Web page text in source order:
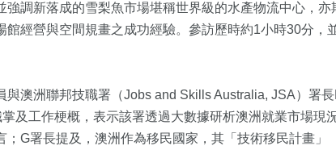
強調新落成的雪梨魚市場堪稱世界級的水產物流中心，亦
館經營與空間規畫之成功經驗。參訪歷時約1小時30分，
與澳洲聯邦技職署（Jobs and Skills Australia, JSA）署
及工作梗概，表示該署透過大數據研析澳洲就業市場現
；G署長提及，澳洲作為移民國家，其「技術移民計畫」
+ 1+ 693+
36+
兩岸道教文化交
流專區
海